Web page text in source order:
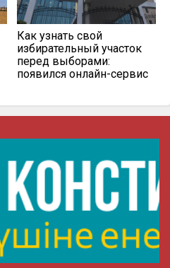
Как узнать свой
избирательный участок
перед выборами:
появился онлайн-сервис